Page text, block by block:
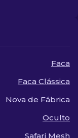
Faca
Faca Clássica
Nova de Fábrica
Oculto
Safari Mesh